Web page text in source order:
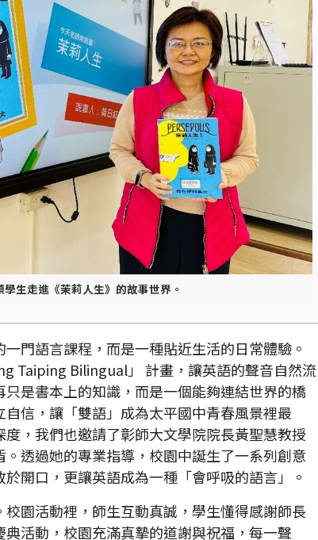
生走進《茉莉人生》的故事世界。
門語言課程，而是一種貼近生活的日常體驗。
Taiping Bilingual」 計畫，讓英語的聲音自然流
是書本上的知識，而是一個能夠連結世界的橋
信，讓「雙語」成為太平國中青春風景裡最
，我們也邀請了彰師大文學院院長黃聖慧教授
透過她的專業指導，校園中誕生了一系列創意
開口，更讓英語成為一種「會呼吸的語言」。
園活動裡，師生互動真誠，學生懂得感謝師長
活動，校園充滿真摯的道謝與祝福，每一聲